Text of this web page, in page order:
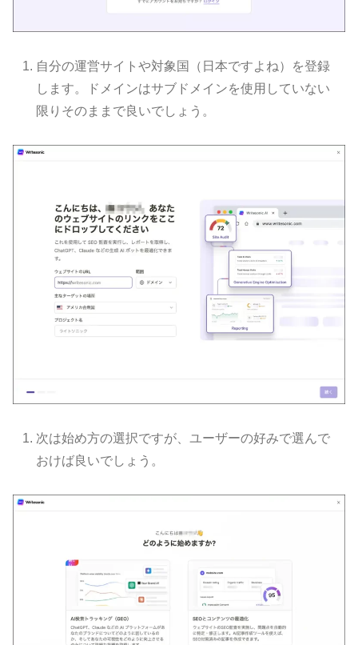
自分の運営サイトや対象国（日本ですよね）を登録
します。ドメインはサブドメインを使用していない
限りそのままで良いでしょう。
次は始め方の選択ですが、ユーザーの好みで選んで
おけば良いでしょう。